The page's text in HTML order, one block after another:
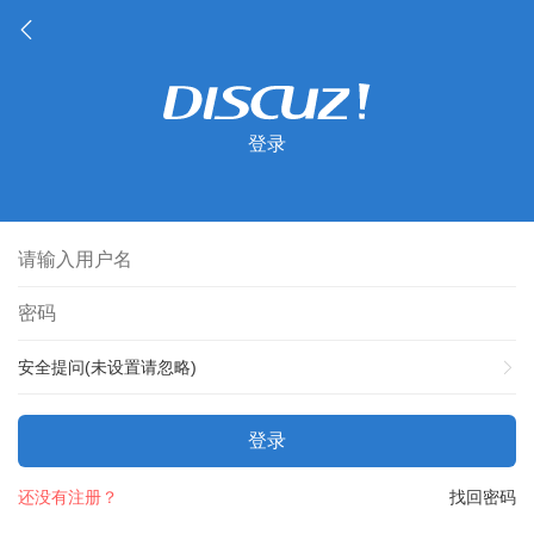
登录
安全提问(未设置请忽略)
登录
找回密码
还没有注册？